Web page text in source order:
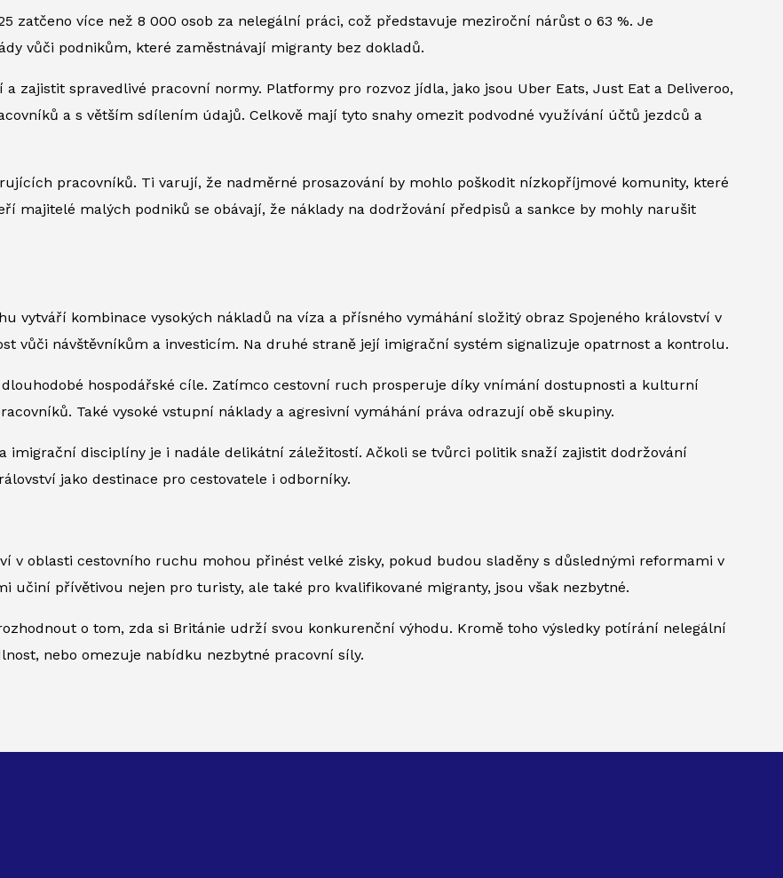
zatčeno více než 8 000 osob za nelegální práci, což představuje meziroční nárůst o 63 %. Je
vůči podnikům, které zaměstnávají migranty bez dokladů.
zajistit spravedlivé pracovní normy. Platformy pro rozvoz jídla, jako jsou Uber Eats, Just Eat a Deliveroo,
a s větším sdílením údajů. Celkově mají tyto snahy omezit podvodné využívání účtů jezdců a
pracovníků. Ti varují, že nadměrné prosazování by mohlo poškodit nízkopříjmové komunity, které
majitelé malých podniků se obávají, že náklady na dodržování předpisů a sankce by mohly narušit
vytváří kombinace vysokých nákladů na víza a přísného vymáhání složitý obraz Spojeného království v
vůči návštěvníkům a investicím. Na druhé straně její imigrační systém signalizuje opatrnost a kontrolu.
hospodářské cíle. Zatímco cestovní ruch prosperuje díky vnímání dostupnosti a kulturní
Také vysoké vstupní náklady a agresivní vymáhání práva odrazují obě skupiny.
imigrační disciplíny je i nadále delikátní záležitostí. Ačkoli se tvůrci politik snaží zajistit dodržování
jako destinace pro cestovatele i odborníky.
v oblasti cestovního ruchu mohou přinést velké zisky, pokud budou sladěny s důslednými reformami v
učiní přívětivou nejen pro turisty, ale také pro kvalifikované migranty, jsou však nezbytné.
o tom, zda si Británie udrží svou konkurenční výhodu. Kromě toho výsledky potírání nelegální
nebo omezuje nabídku nezbytné pracovní síly.